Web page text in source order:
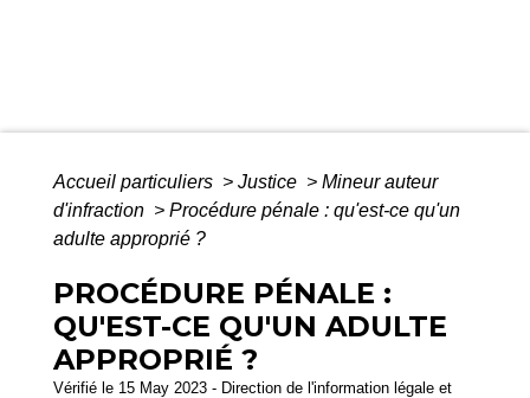
Accueil particuliers > Justice > Mineur auteur
d'infraction > Procédure pénale : qu'est-ce qu'un
adulte approprié ?
PROCÉDURE PÉNALE :
QU'EST-CE QU'UN ADULTE
APPROPRIÉ ?
Vérifié le 15 May 2023 - Direction de l'information légale et